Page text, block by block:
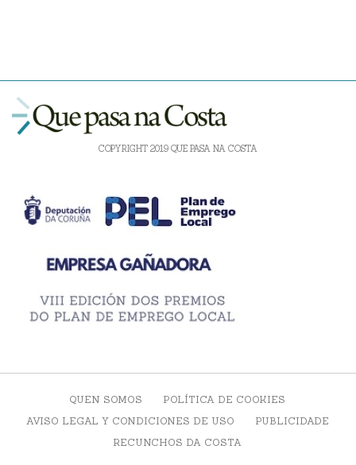
COPYRIGHT 2019 QUE PASA NA COSTA
QUEN SOMOS
POLÍTICA DE COOKIES
AVISO LEGAL Y CONDICIONES DE USO
PUBLICIDADE
RECUNCHOS DA COSTA